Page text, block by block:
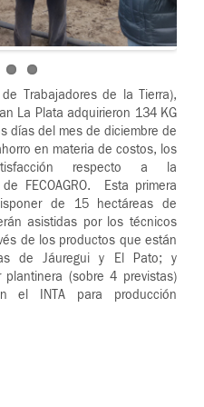
Trabajadores de la Tierra),
La Plata adquirieron 134 KG
días del mes de diciembre de
en materia de costos, los
respecto a la
FECOAGRO. Esta primera
de 15 hectáreas de
asistidas por los técnicos
de los productos que están
de Jáuregui y El Pato; y
(sobre 4 previstas)
el INTA para producción